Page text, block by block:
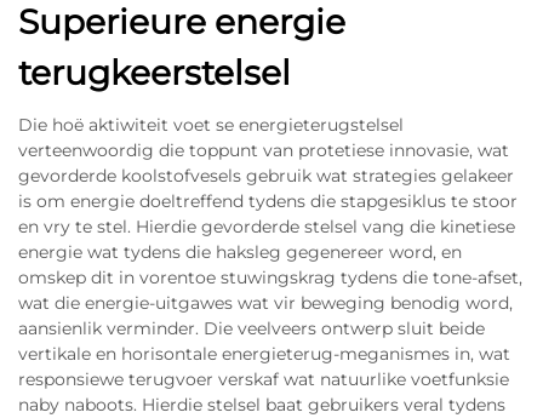
Superieure energie
terugkeerstelsel
Die hoë aktiwiteit voet se energieterugstelsel
verteenwoordig die toppunt van protetiese innovasie, wat
gevorderde koolstofvesels gebruik wat strategies gelakeer
is om energie doeltreffend tydens die stapgesiklus te stoor
en vry te stel. Hierdie gevorderde stelsel vang die kinetiese
energie wat tydens die haksleg gegenereer word, en
omskep dit in vorentoe stuwingskrag tydens die tone-afset,
wat die energie-uitgawes wat vir beweging benodig word,
aansienlik verminder. Die veelveers ontwerp sluit beide
vertikale en horisontale energieterug-meganismes in, wat
responsiewe terugvoer verskaf wat natuurlike voetfunksie
naby naboots. Hierdie stelsel baat gebruikers veral tydens